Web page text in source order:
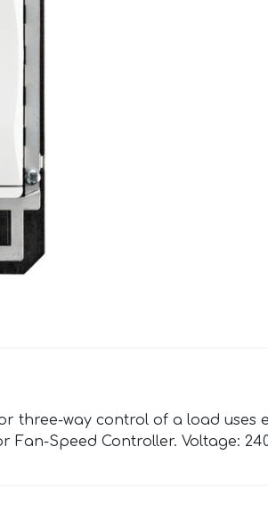
three-way control of a load
Speed Controller. Voltage: